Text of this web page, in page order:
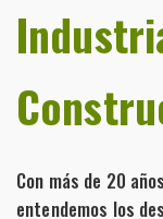
Con más de 20
entendemos los